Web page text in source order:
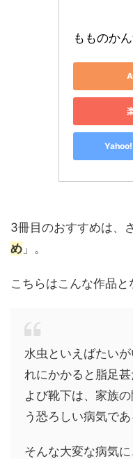
もものか
3冊目のおすすめは、
め 」。
こちらはこんな作品と
水虫といえばたい
れにかかると脂足
よび靴下は、家族
う恐ろしい病気であ
そんな大変な病気